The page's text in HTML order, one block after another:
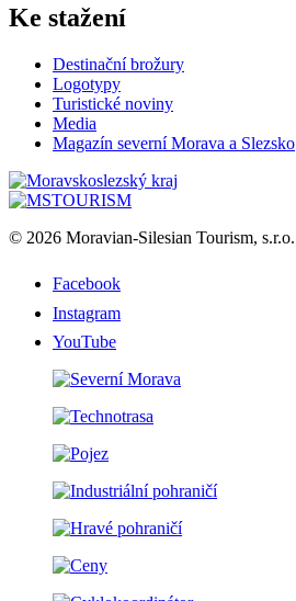
Ke stažení
Destinační brožury
Logotypy
Turistické noviny
Media
Magazín severní Morava a Slezsko
© 2026 Moravian-Silesian Tourism, s.r.o.
Facebook
Instagram
YouTube